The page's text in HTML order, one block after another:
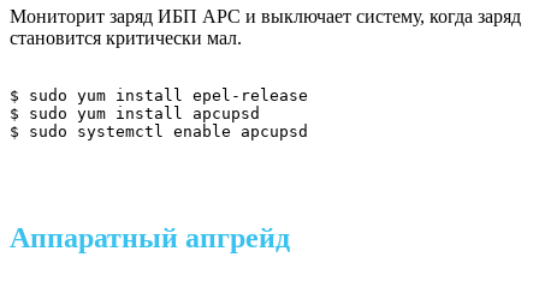
Мониторит заряд ИБП APC и выключает систему, когда заряд
становится критически мал.
$ sudo yum install epel-release
$ sudo yum install apcupsd
$ sudo systemctl enable apcupsd
Аппаратный апгрейд